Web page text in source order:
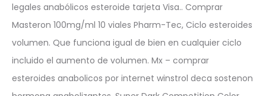
legales anabólicos esteroide tarjeta Visa.. Comprar
Masteron 100mg/ml 10 viales Pharm-Tec, Ciclo esteroides
volumen. Que funciona igual de bien en cualquier ciclo
incluido el aumento de volumen. Mx – comprar
esteroides anabolicos por internet winstrol deca sostenon